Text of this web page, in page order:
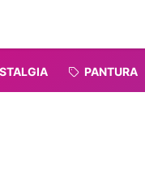
PANTURA